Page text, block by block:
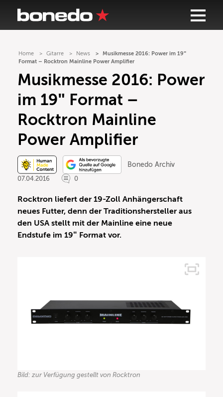
Home Gitarre News
Musikmesse 2016: Power im 19″
Format – Rocktron Mainline Power Amplifier
Musikmesse 2016: Power
im 19″ Format –
Rocktron Mainline
Power Amplifier
Bonedo Archiv
07.04.2016
0
Rocktron liefert der 19-Zoll Anhängerschaft
neues Futter, denn der Traditionshersteller aus
den USA stellt mit der Mainline eine neue
Endstufe im 19″ Format vor.
Bild: zur Verfügung gestellt von Rocktron